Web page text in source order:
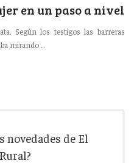
en un paso a nivel
Según los testigos las barreras
mirando ...
novedades de El